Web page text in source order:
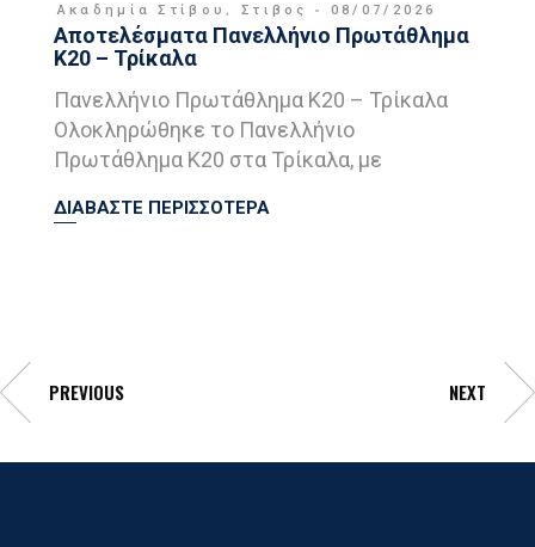
Ακαδημία Στίβου , Στιβος 08/07/2026
Αποτελέσματα Πανελλήνιο Πρωτάθλημα
Κ20 – Τρίκαλα
Πανελλήνιο Πρωτάθλημα Κ20 – Τρίκαλα
Ολοκληρώθηκε το Πανελλήνιο
Πρωτάθλημα Κ20 στα Τρίκαλα, με
ΔΙΑΒΑΣΤΕ ΠΕΡΙΣΣΟΤΕΡΑ
PREVIOUS NEXT